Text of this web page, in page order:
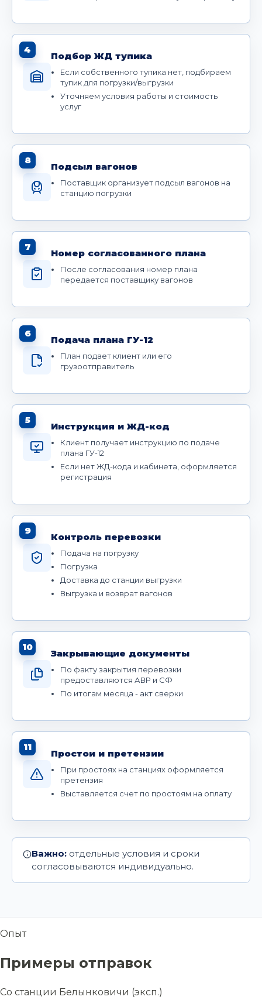
4
Подбор ЖД тупика
Если собственного тупика нет, подбираем
тупик для погрузки/выгрузки
Уточняем условия работы и стоимость
услуг
8
Подсыл вагонов
Поставщик организует подсыл вагонов на
станцию погрузки
7
Номер согласованного плана
После согласования номер плана
передается поставщику вагонов
6
Подача плана ГУ-12
План подает клиент или его
грузоотправитель
5
Инструкция и ЖД-код
Клиент получает инструкцию по подаче
плана ГУ-12
Если нет ЖД-кода и кабинета, оформляется
регистрация
9
Контроль перевозки
Подача на погрузку
Погрузка
Доставка до станции выгрузки
Выгрузка и возврат вагонов
10
Закрывающие документы
По факту закрытия перевозки
предоставляются АВР и СФ
По итогам месяца - акт сверки
11
Простои и претензии
При простоях на станциях оформляется
претензия
Выставляется счет по простоям на оплату
Важно: отдельные условия и сроки
согласовываются индивидуально.
Опыт
Примеры отправок
Со станции Белынковичи (эксп.)